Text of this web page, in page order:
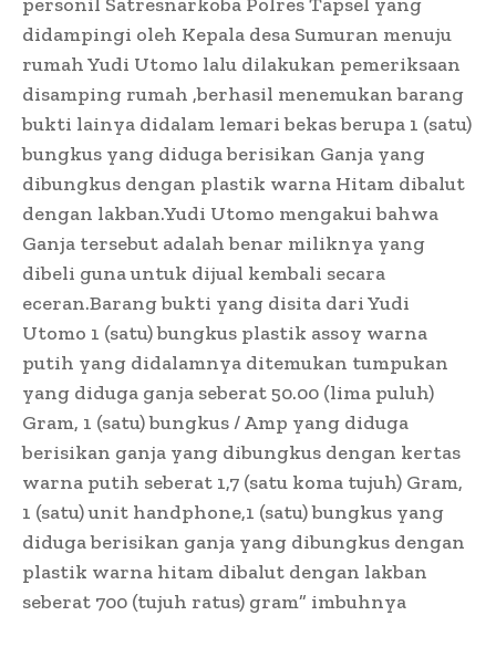
didampingi oleh Kepala desa Sumuran menuju
rumah Yudi Utomo lalu dilakukan pemeriksaan
disamping rumah ,berhasil menemukan barang
bukti lainya didalam lemari bekas berupa 1 (satu)
bungkus yang diduga berisikan Ganja yang
dibungkus dengan plastik warna Hitam dibalut
dengan lakban.Yudi Utomo mengakui bahwa
Ganja tersebut adalah benar miliknya yang
dibeli guna untuk dijual kembali secara
eceran.Barang bukti yang disita dari Yudi
Utomo 1 (satu) bungkus plastik assoy warna
putih yang didalamnya ditemukan tumpukan
yang diduga ganja seberat 50.00 (lima puluh)
Gram, 1 (satu) bungkus / Amp yang diduga
berisikan ganja yang dibungkus dengan kertas
warna putih seberat 1,7 (satu koma tujuh) Gram,
1 (satu) unit handphone,1 (satu) bungkus yang
diduga berisikan ganja yang dibungkus dengan
plastik warna hitam dibalut dengan lakban
seberat 700 (tujuh ratus) gram” imbuhnya